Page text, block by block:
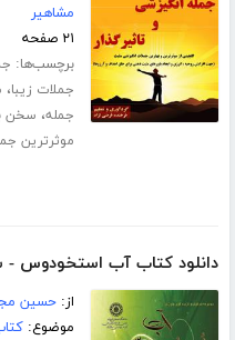
مشاهیر
۲۱ صفحه
برچسب‌ها:
جملات زیبا،
جمله، سخن
موثرترین
دانلود کتاب آب استخودوس -
از:حسین
موضوع: